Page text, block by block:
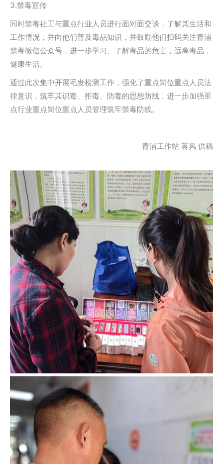
3.禁毒宣传
同时禁毒社工与重点行业人员进行面对面交谈，了解其生活和
工作情况，并向他们普及毒品知识，并鼓励他们扫码关注青浦
禁毒微信公众号，进一步学习、了解毒品的危害，远离毒品，
健康生活。
通过此次集中开展毛发检测工作，强化了重点岗位重点人员法
律意识，筑牢其识毒、拒毒、防毒的思想防线，进一步加强重
点行业重点岗位重点人员管理筑牢禁毒防线。
青浦工作站 蒋风 供稿